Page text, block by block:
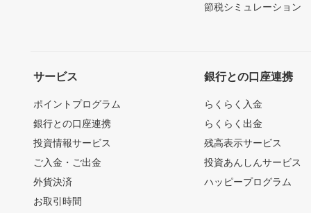
節税シミュレーション
サービス
ポイントプログラム
銀行との口座連携
投資情報サービス
ご入金・ご出金
外貨決済
お取引時間
銀行との口座連携
らくらく入金
らくらく出金
残高表示サービス
投資あんしんサービス
ハッピープログラム